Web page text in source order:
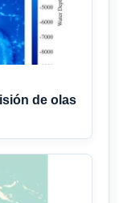
de olas